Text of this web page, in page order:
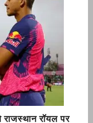
रॉयल पर